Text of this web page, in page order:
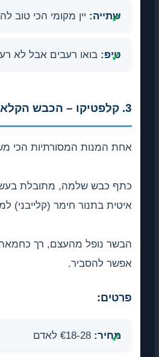
שתייה: יין מקומי הכי טוב
טיפ: בואו רעבים אבל לא
3. קלפטיקו – הכבש הקלאסי
אחת המנות המסורתיות הכי
כתף כבש שלמה, מתובלת
איטית בתנור חימר (קלייבני) למשך 6-8
הבשר נופל מהעצם, רך
אפשר להסביר.
פרטים:
מחיר: €18-28 לאדם